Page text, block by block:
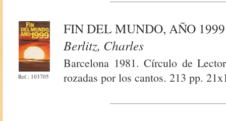
Ref.: 103705
FIN DEL MUNDO, AÑO 1999
Berlitz, Charles
Barcelona 1981. Círculo de
rozadas por los cantos. 213 pp.